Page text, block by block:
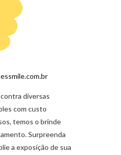
diversas
com custo
temos o brinde
Surpreenda
a exposição de sua